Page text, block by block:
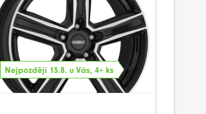
Nejpozději 13.8. u Vás, 4+ ks